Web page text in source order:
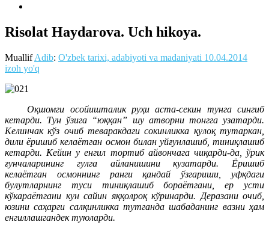
Risolat Haydarova. Uch hikoya.
MuallifAdib: O'zbek tarixi, adabiyoti va madaniyati 10.04.2014
izoh yo'q
Оқшомги осойишталик руҳи аста-секин тунга сингиб
кетарди. Тун ўзига “юққан” шу атворни тонгга узатарди.
Келинчак кўз очиб теваракдаги сокинликка қулоқ тутаркан,
дили ёришиб келаётган осмон билан уйғунлашиб, тиниқлашиб
кетарди. Кейин у енгил тортиб айвончага чиқарди-да, ўрик
ғунчаларининг гулга айланишини кузатарди. Ёришиб
келаётган осмоннинг ранги қандай ўзгариши, уфқдаги
булутларнинг туси тиниқлашиб бораётгани, ер усти
кўкараётгани кун сайин яққолроқ кўринарди. Деразани очиб,
юзини саҳарги салқинликка тутганда шабаданинг вазни ҳам
енгиллашгандек туюларди.